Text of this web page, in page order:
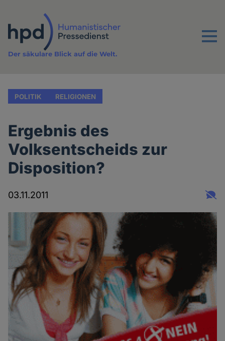
Inhalt
Menu
Der säkulare Blick auf die Welt.
POLITIK RELIGIONEN
Ergebnis des
Volksentscheids zur
Disposition?
03.11.2011